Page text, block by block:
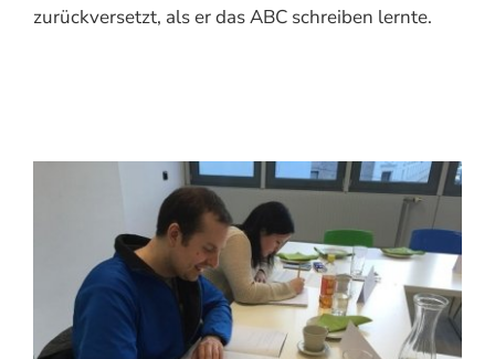
zurückversetzt, als er das ABC schreiben lernte.